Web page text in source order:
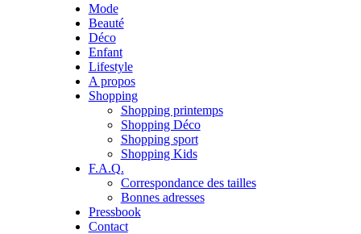
Mode
Beauté
Déco
Enfant
Lifestyle
A propos
Shopping
Shopping printemps
Shopping Déco
Shopping sport
Shopping Kids
F.A.Q.
Correspondance des tailles
Bonnes adresses
Pressbook
Contact